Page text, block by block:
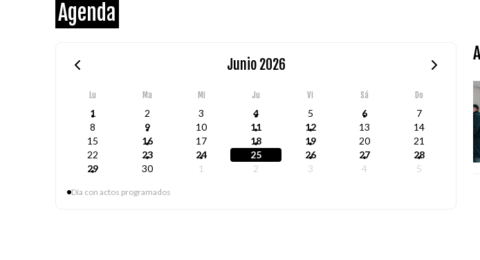
Agenda
Junio 2026
Lu Ma Mi Ju Vi Sá Do
1 2 3 4 5 6
7
8
9 10 11 12 13
14
15
16 17 18 19 20
21
22
23 24 25 26 27
28
29
30 1 2 3 4 5
Día con actos programados